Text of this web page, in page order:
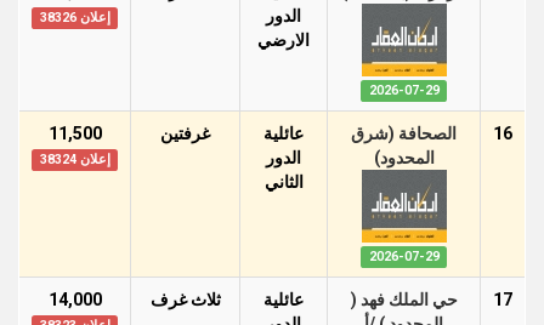
2026-07-29
الدور
اﻻرضي
إعلان 38326
16
الصحافة (شرق
المحدود)
2026-07-29
عائلية
الدور
الثاني
غرفتين 11,500
إعلان 38324
17
حي الملك فهد (
عائلية
ثلاث غرف 14,000